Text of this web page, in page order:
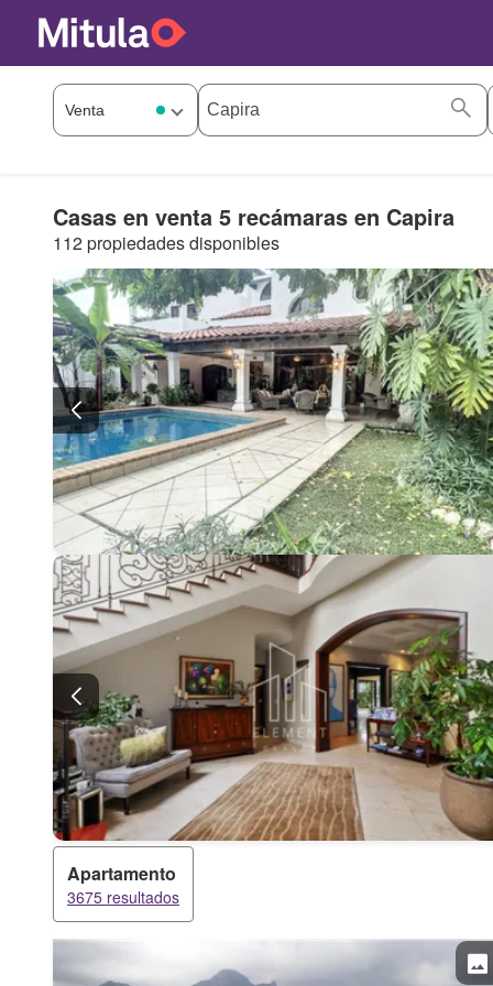
Casas en venta 5 recámaras en Capira
112 propiedades disponibles
Apartamento
3675 resultados